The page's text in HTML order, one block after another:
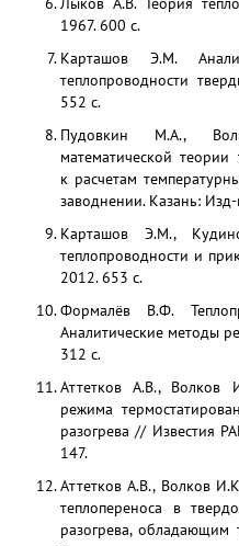
1967. 600 с.
Карташов Э.М.
теплопроводности
552 с.
Пудовкин М.А.,
математической
к расчетам
заводнении. Казань:
Карташов Э.М.,
теплопроводности и
2012. 653 с.
Формалёв В.Ф.
Аналитические методы
312 с.
Аттетков А.В., Волков
режима
разогрева // Известия
147.
Аттетков А.В., Волков
теплопереноса в
разогрева,